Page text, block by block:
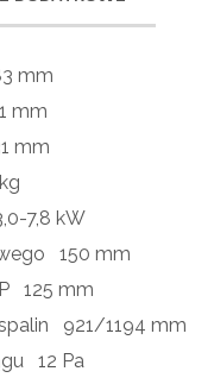
mm
mm
mm
7,8 kW
150 mm
125 mm
921/1194 mm
12 Pa